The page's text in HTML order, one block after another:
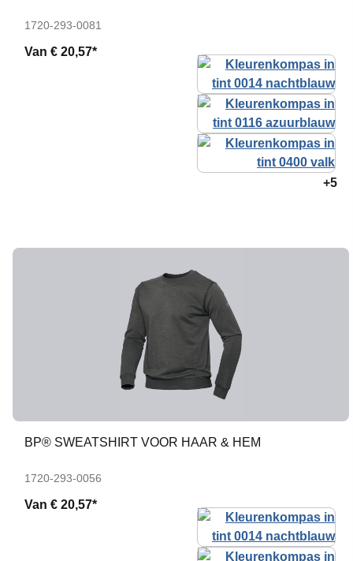
1720-293-0081
Van € 20,57*
+5
BP® SWEATSHIRT VOOR HAAR & HEM
1720-293-0056
Van € 20,57*